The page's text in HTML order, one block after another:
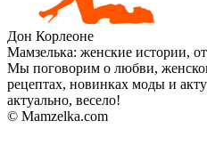
Дон Корлеоне
Мамзелька: женские истории,
Мы поговорим о любви,
рецептах, новинках моды и
актуально, весело!
© Mamzelka.com